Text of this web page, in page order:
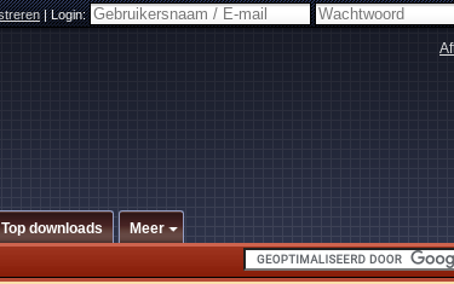
|Login:
Top downloads Meer